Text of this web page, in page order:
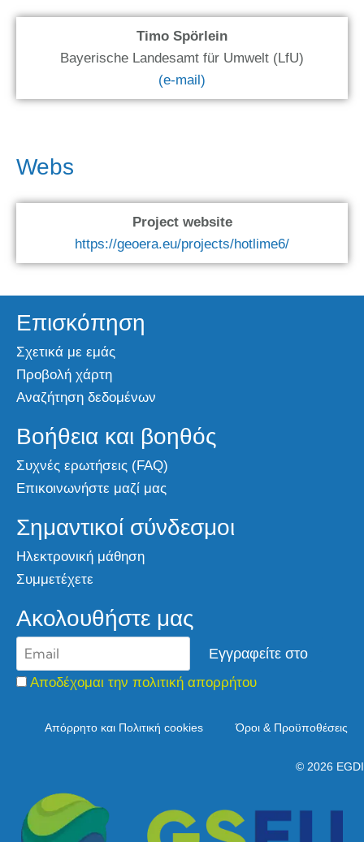
Timo Spörlein
Bayerische Landesamt für Umwelt (LfU)
(e-mail)
Webs
Project website
https://geoera.eu/projects/hotlime6/
Επισκόπηση
Σχετικά με εμάς
Προβολή χάρτη
Αναζήτηση δεδομένων
Βοήθεια και βοηθός
Συχνές ερωτήσεις (FAQ)
Επικοινωνήστε μαζί μας
Σημαντικοί σύνδεσμοι
Ηλεκτρονική μάθηση
Συμμετέχετε
Ακολουθήστε μας
Αποδέχομαι την πολιτική απορρήτου
Απόρρητο και Πολιτική cookies Όροι & Προϋποθέσεις
© 2026 EGDI